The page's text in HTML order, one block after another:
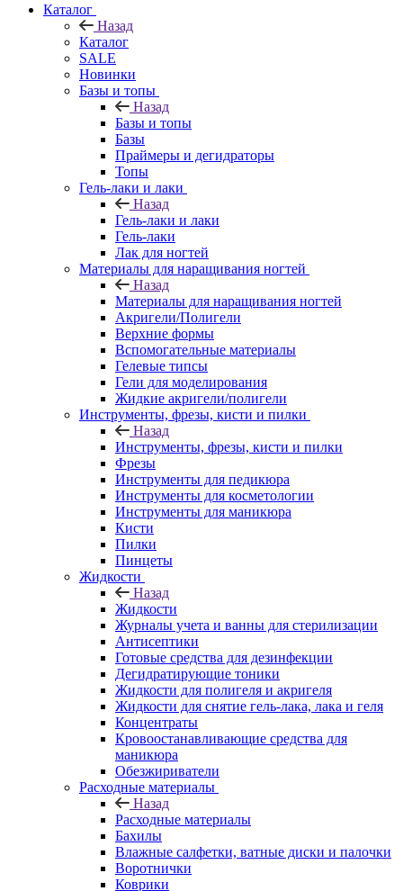
Каталог
Назад
Каталог
SALE
Новинки
Базы и топы
Назад
Базы и топы
Базы
Праймеры и дегидраторы
Топы
Гель-лаки и лаки
Назад
Гель-лаки и лаки
Гель-лаки
Лак для ногтей
Материалы для наращивания ногтей
Назад
Материалы для наращивания ногтей
Акригели/Полигели
Верхние формы
Вспомогательные материалы
Гелевые типсы
Гели для моделирования
Жидкие акригели/полигели
Инструменты, фрезы, кисти и пилки
Назад
Инструменты, фрезы, кисти и пилки
Фрезы
Инструменты для педикюра
Инструменты для косметологии
Инструменты для маникюра
Кисти
Пилки
Пинцеты
Жидкости
Назад
Жидкости
Журналы учета и ванны для стерилизации
Антисептики
Готовые средства для дезинфекции
Дегидратирующие тоники
Жидкости для полигеля и акригеля
Жидкости для снятие гель-лака, лака и геля
Концентраты
Кровоостанавливающие средства для
маникюра
Обезжириватели
Расходные материалы
Назад
Расходные материалы
Бахилы
Влажные салфетки, ватные диски и палочки
Воротнички
Коврики